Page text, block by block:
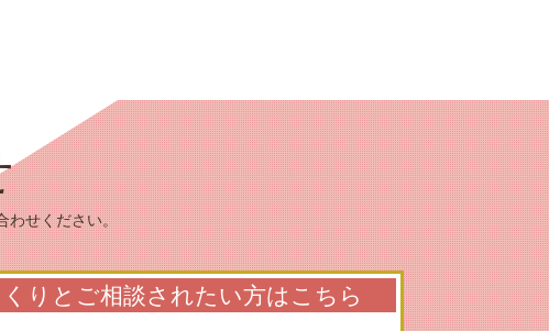
わせください。
くりとご相談されたい方はこちら